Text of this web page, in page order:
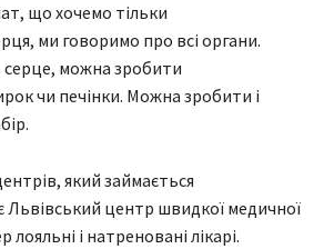
що хочемо тільки
ми говоримо про всі органи.
можна зробити
чи печінки. Можна зробити і
який займається
Львівський центр швидкої медичної
і натреновані лікарі.